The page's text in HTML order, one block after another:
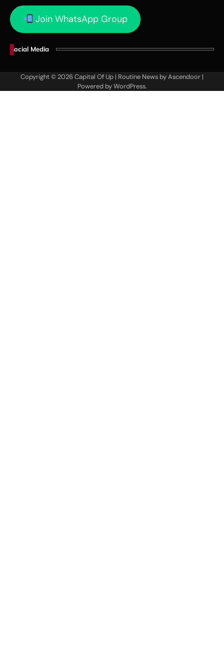
Join WhatsApp Group
Social Media
Copyright © 2026Capital Of Up | Routine News byAscendoor |
Powered byWordPress.